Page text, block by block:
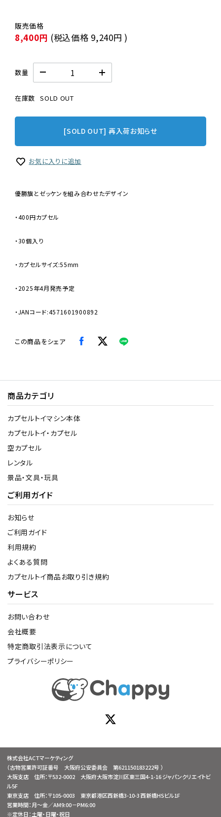
8,400円 (税込価格 9,240円 )
数量
在庫数 SOLD OUT
[SOLD OUT] 再入荷お知らせ
お気に入りに追加
優勝旗とゼッケンを組み合わせたデザイン
・400円カプセル
・30個入り
・カプセルサイズ:55mm
・2025年4月発売予定
・JANコード:4571601900892
この商品をシェア
商品カテゴリ
カプセルトイマシン本体
カプセルトイ・カプセル
空カプセル
レンタル
景品・文具・玩具
ご利用ガイド
お知らせ
ご利用ガイド
利用規約
よくある質問
カプセルトイ商品お取り引き規約
サービス
お問い合わせ
会社概要
特定商取引法表示について
プライバシーポリシー
株式会社ACTマーケティング
（古物営業許可証番号 大阪府公安委員会 第621150183222号 ）
大阪支店 住所：〒532-0002 大阪府大阪市淀川区東三国4-1-16 ジャパンクリエイトビ
ル5F
東京支店 住所：〒105-0003 東京都港区西新橋3-10-3 西新橋HSビル1F
営業時間：月～金／AM9:00－PM6:00
※定休日：土曜・日曜・祝日